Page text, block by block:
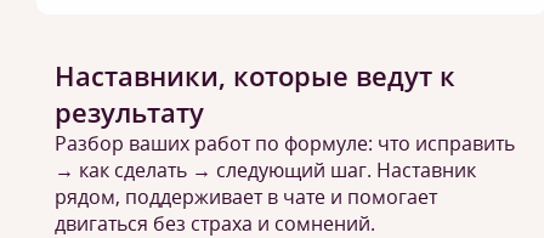
Наставники, которые ведут к
результату
Разбор ваших работ по формуле: что исправить
→ как сделать → следующий шаг. Наставник
рядом, поддерживает в чате и помогает
двигаться без страха и сомнений.